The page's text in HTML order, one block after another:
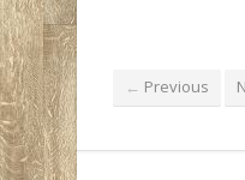
← Previous